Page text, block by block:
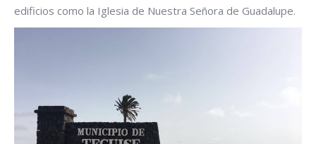
edificios como la Iglesia de Nuestra Señora de Guadalupe.